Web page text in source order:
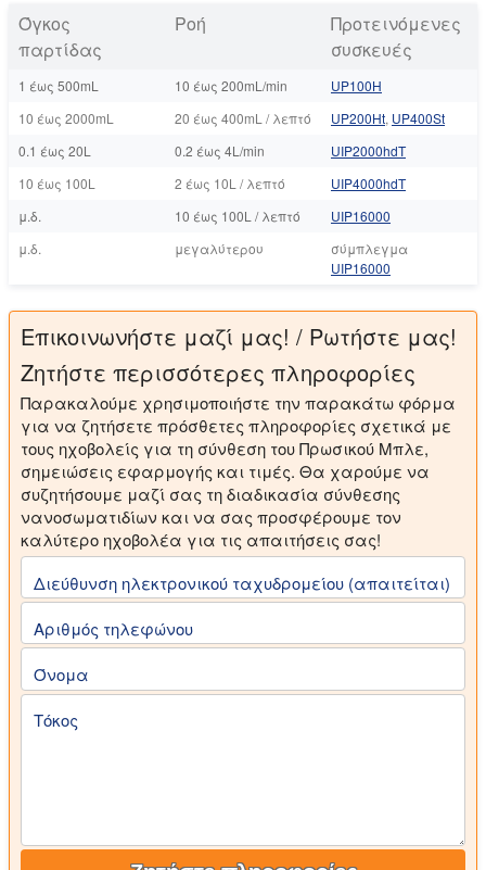
Όγκος
παρτίδας
Ροή
Προτεινόμενες
συσκευές
1 έως 500mL 10 έως 200mL/min
UP100Η
10 έως 2000mL
20 έως 400mL / λεπτό UP200Ht, UP400St
0.1 έως 20L
0.2 έως 4L/min
UIP2000hdT
10 έως 100L
2 έως 10L / λεπτό
UIP4000hdT
μ.δ.
10 έως 100L / λεπτό
UIP16000
μ.δ.
μεγαλύτερου
σύμπλεγμα
UIP16000
Επικοινωνήστε μαζί μας! / Ρωτήστε μας!
Ζητήστε περισσότερες πληροφορίες
Παρακαλούμε χρησιμοποιήστε την παρακάτω φόρμα
για να ζητήσετε πρόσθετες πληροφορίες σχετικά με
τους ηχοβολείς για τη σύνθεση του Πρωσικού Μπλε,
σημειώσεις εφαρμογής και τιμές. Θα χαρούμε να
συζητήσουμε μαζί σας τη διαδικασία σύνθεσης
νανοσωματιδίων και να σας προσφέρουμε τον
καλύτερο ηχοβολέα για τις απαιτήσεις σας!
Διεύθυνση ηλεκτρονικού ταχυδρομείου (απαιτείται)
Αριθμός τηλεφώνου
Όνομα
Τόκος